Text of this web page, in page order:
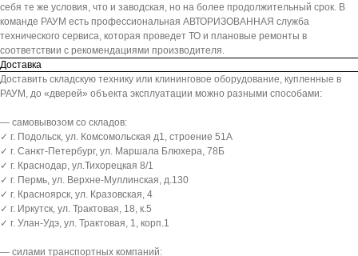
себя те же условия, что и заводская, но на более продолжительный срок. В
команде РАУМ есть профессиональная АВТОРИЗОВАННАЯ служба
технического сервиса, которая проведет ТО и плановые ремонты в
соответствии с рекомендациями производителя.
Доставка
Доставить складскую технику или клининговое оборудование, купленные в
РАУМ, до «дверей» объекта эксплуатации можно разными способами:
— самовывозом со складов:
✓ г. Подольск, ул. Комсомольская д1, строение 51А
✓ г. Санкт-Петербург, ул. Маршала Блюхера, 78Б
✓ г. Краснодар, ул.Тихорецкая 8/1
✓ г. Пермь, ул. Верхне-Муллинская, д.130
✓ г. Красноярск, ул. Кразовская, 4
✓ г. Иркутск, ул. Трактовая, 18, к.5
✓ г. Улан-Удэ, ул. Трактовая, 1, корп.1
— силами транспортных компаний: